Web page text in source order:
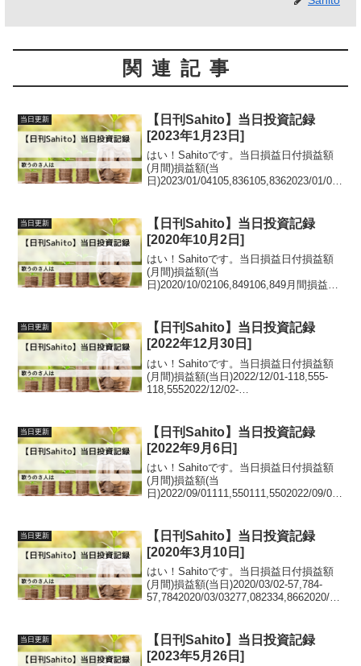
関連記事
当日更新
【日刊Sahito】当日投資記録
[2023年1月23日]
はい！Sahitoです。当日損益日付損益額
(月間)損益額(当
日)2023/01/04105,836105,8362023/01/05
当日更新
【日刊Sahito】当日投資記録
[2020年10月2日]
はい！Sahitoです。当日損益日付損益額
(月間)損益額(当
日)2020/10/02106,849106,849月間損益推
月末に調子が上向いてきていたので、そ
のままの調...
当日更新
【日刊Sahito】当日投資記録
[2022年12月30日]
はい！Sahitoです。当日損益日付損益額
(月間)損益額(当日)2022/12/01-118,555-
118,5552022/12/02-
当日更新
【日刊Sahito】当日投資記録
[2022年9月6日]
はい！Sahitoです。当日損益日付損益額
(月間)損益額(当
日)2022/09/01111,550111,5502022/09/02
当日更新
【日刊Sahito】当日投資記録
[2020年3月10日]
はい！Sahitoです。当日損益日付損益額
(月間)損益額(当日)2020/03/02-57,784-
57,7842020/03/03277,082334,8662020/03
当日更新
【日刊Sahito】当日投資記録
[2023年5月26日]